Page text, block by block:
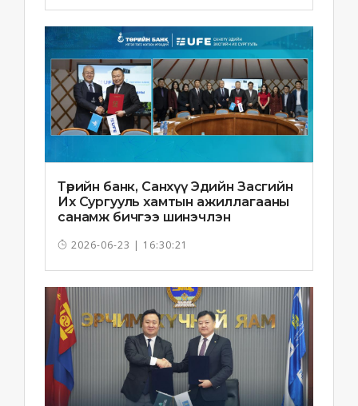
Төрийн банк, Санхүү Эдийн Засгийн
Их Сургууль хамтын ажиллагааны
санамж бичгээ шинэчлэн
2026-06-23 | 16:30:21